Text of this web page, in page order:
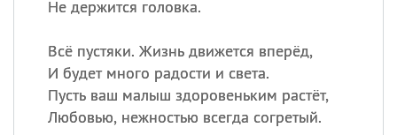
Не держится головка.
Всё пустяки. Жизнь движется вперёд,
И будет много радости и света.
Пусть ваш малыш здоровеньким растёт,
Любовью, нежностью всегда согретый.